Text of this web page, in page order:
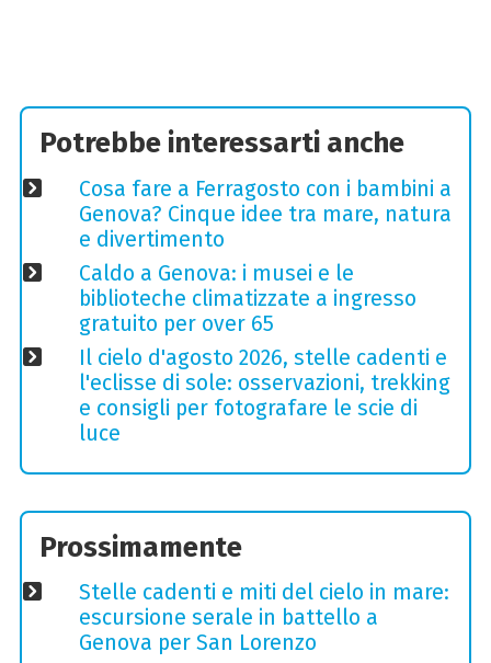
Potrebbe interessarti anche
Cosa fare a Ferragosto con i bambini a
Genova? Cinque idee tra mare, natura
e divertimento
Caldo a Genova: i musei e le
biblioteche climatizzate a ingresso
gratuito per over 65
Il cielo d'agosto 2026, stelle cadenti e
l'eclisse di sole: osservazioni, trekking
e consigli per fotografare le scie di
luce
Prossimamente
Stelle cadenti e miti del cielo in mare:
escursione serale in battello a
Genova per San Lorenzo